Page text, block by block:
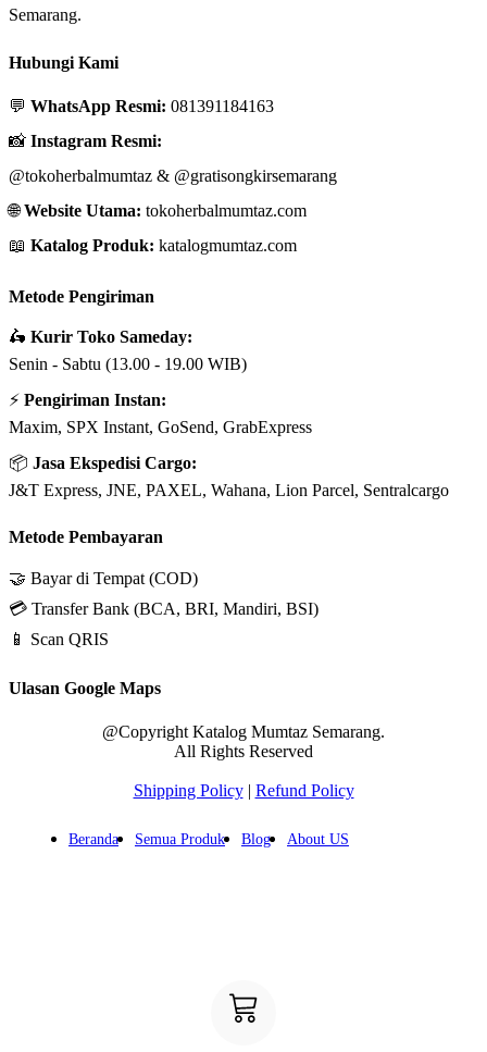
Semarang.
Hubungi Kami
💬 WhatsApp Resmi: 081391184163
📸 Instagram Resmi:
@tokoherbalmumtaz & @gratisongkirsemarang
🌐Website Utama: tokoherbalmumtaz.com
📖 Katalog Produk: katalogmumtaz.com
Metode Pengiriman
🛵 Kurir Toko Sameday:
Senin - Sabtu (13.00 - 19.00 WIB)
⚡ Pengiriman Instan:
Maxim, SPX Instant, GoSend, GrabExpress
📦 Jasa Ekspedisi Cargo:
J&T Express, JNE, PAXEL, Wahana, Lion Parcel, Sentralcargo
Metode Pembayaran
🤝 Bayar di Tempat (COD)
💳 Transfer Bank (BCA, BRI, Mandiri, BSI)
📱 Scan QRIS
Ulasan Google Maps
@Copyright Katalog Mumtaz Semarang.
All Rights Reserved
Shipping Policy| Refund Policy
Beranda Semua Produk Blog About US